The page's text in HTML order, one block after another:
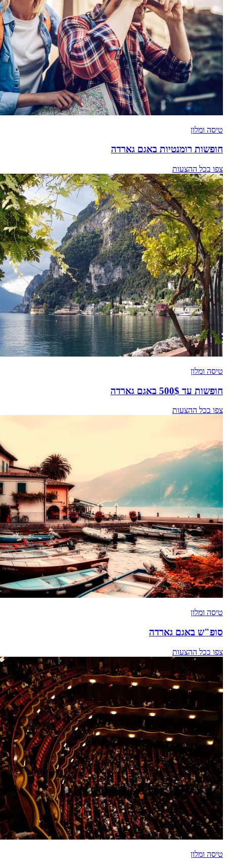
טיסה ומלון
חופשות רומנטיות באגם גארדה
צפו בכל ההצעות
טיסה ומלון
חופשות עד 500$ באגם גארדה
צפו בכל ההצעות
טיסה ומלון
סופ"ש באגם גארדה
צפו בכל ההצעות
טיסה ומלון